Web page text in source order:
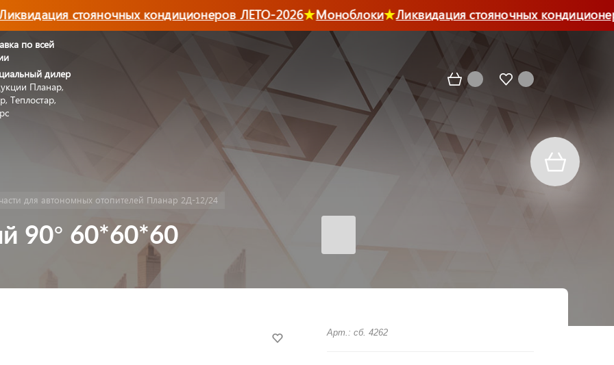
стояночных кондиционеров ЛЕТО-2026 Моноблоки Ликвидация стояночных
по всей
дилер
Планар,
Теплостар,
для автономных отопителей Планар 2Д-12/24
90° 60*60*60
Арт.: сб. 4262